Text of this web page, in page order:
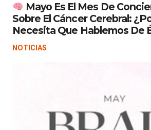
Mayo Es El Mes De
Sobre El Cáncer Cerebral:
Necesita Que Hablemos De
NOTICIAS